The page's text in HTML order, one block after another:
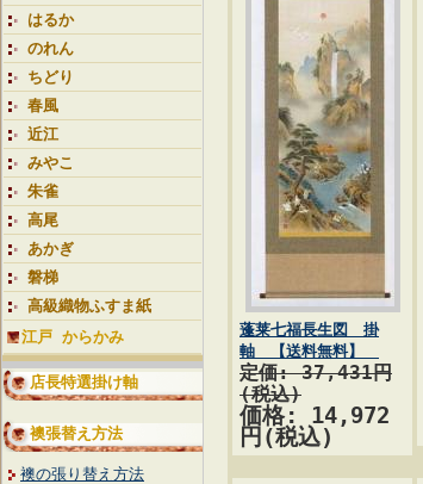
はるか
のれん
ちどり
春風
近江
みやこ
朱雀
高尾
あかぎ
磐梯
高級織物ふすま紙
江戸 からかみ
店長特選掛け軸
襖張替え方法
襖の張り替え方法
蓬莱七福長生図 掛
軸 【送料無料】
定価: 37,431円
(税込)
価格: 14,972
円(税込)